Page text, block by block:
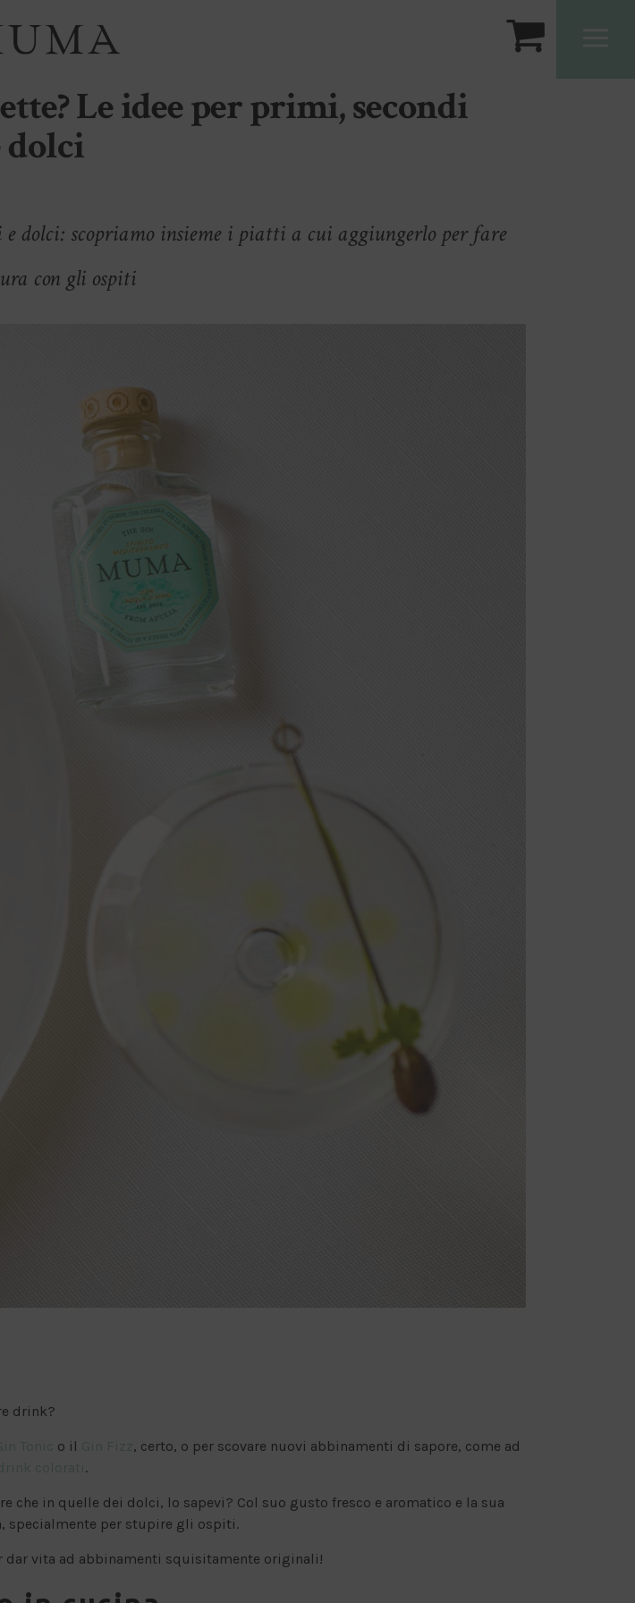
Le idee per primi, secondi
dolci
dolci: scopriamo insieme i piatti a cui aggiungerlo per fare
con gli ospiti
drink?
o il
, certo, o per scovare nuovi abbinamenti di sapore, come ad
.
che in quelle dei dolci, lo sapevi? Col suo gusto fresco e aromatico e la sua
specialmente per stupire gli ospiti.
dar vita ad abbinamenti squisitamente originali!